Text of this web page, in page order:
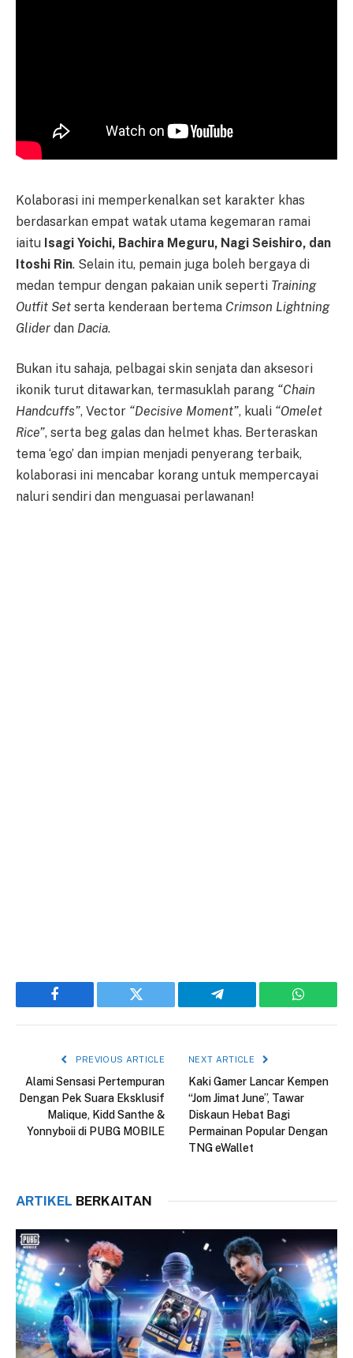
Kolaborasi ini memperkenalkan set karakter khas
berdasarkan empat watak utama kegemaran ramai
iaitu Isagi Yoichi, Bachira Meguru, Nagi Seishiro, dan
Itoshi Rin. Selain itu, pemain juga boleh bergaya di
medan tempur dengan pakaian unik seperti Training
Outfit Set serta kenderaan bertema Crimson Lightning
Glider dan Dacia.
Bukan itu sahaja, pelbagai skin senjata dan aksesori
ikonik turut ditawarkan, termasuklah parang “Chain
Handcuffs”, Vector “Decisive Moment”, kuali “Omelet
Rice”, serta beg galas dan helmet khas. Berteraskan
tema ‘ego’ dan impian menjadi penyerang terbaik,
kolaborasi ini mencabar korang untuk mempercayai
naluri sendiri dan menguasai perlawanan!
Facebook Twitter Telegram
PREVIOUS ARTICLE
Alami Sensasi Pertempuran
Dengan Pek Suara Eksklusif
Malique, Kidd Santhe &
Yonnyboii di PUBG MOBILE
NEXT ARTICLE
Kaki Gamer Lancar Kempen
“Jom Jimat June”, Tawar
Diskaun Hebat Bagi
Permainan Popular Dengan
TNG eWallet
ARTIKEL BERKAITAN